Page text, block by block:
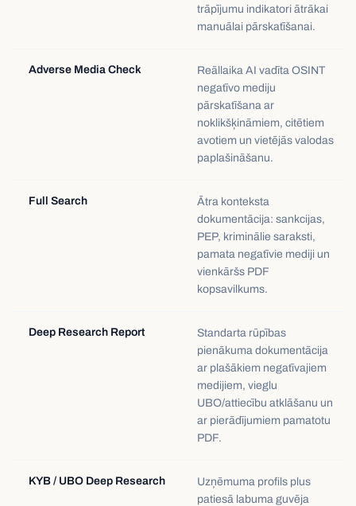
trāpījumu indikatori ātrākai
manuālai pārskatīšanai.
Adverse Media Check
Reāllaika AI vadīta OSINT
negatīvo mediju
pārskatīšana ar
noklikšķināmiem, citētiem
avotiem un vietējās valodas
paplašināšanu.
Full Search
Ātra konteksta
dokumentācija: sankcijas,
PEP, kriminālie saraksti,
pamata negatīvie mediji un
vienkāršs PDF
kopsavilkums.
Deep Research Report
Standarta rūpības
pienākuma dokumentācija
ar plašākiem negatīvajiem
medijiem, vieglu
UBO/attiecību atklāšanu un
ar pierādījumiem pamatotu
PDF.
KYB / UBO Deep Research
Uzņēmuma profils plus
patiesā labuma guvēja